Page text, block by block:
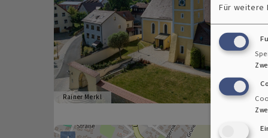
Rainer Merkl
Für weitere